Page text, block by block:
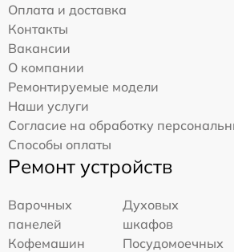
Оплата и доставка
Контакты
Вакансии
О компании
Ремонтируемые модели
Наши услуги
Согласие на обработку
Способы оплаты
Ремонт устройств
Варочных
панелей
Духовых
шкафов
Кофемашин
Посудомоечных